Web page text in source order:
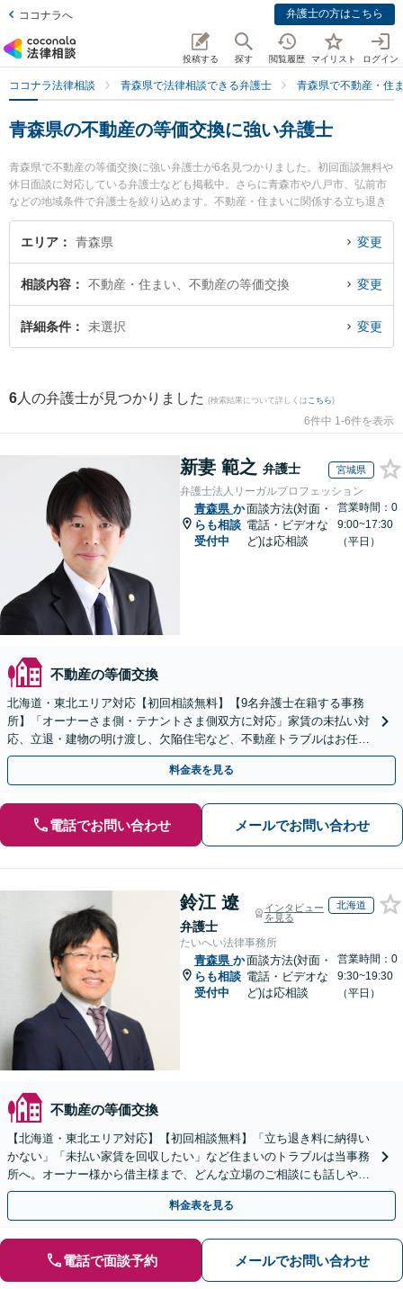
ココナラへ 弁護士の方はこちら
投稿する 探す 閲覧履歴 マイリスト ログイン
ココナラ法律相談 青森県で法律相談できる弁護士 青森県で不動産・住
青森県の不動産の等価交換に強い弁護士
青森県で不動産の等価交換に強い弁護士が6名見つかりました。初回面談無料や
休日面談に対応している弁護士なども掲載中。さらに青森市や八戸市、弘前市
などの地域条件で弁護士を絞り込めます。不動産・住まいに関係する立ち退き
交渉や家賃交渉、不動産契約解除等の細かな分野での絞り込み検索もでき便利
です。特に雪のまち法律事務所の三上 大介弁護士や安藤法律事務所の安藤 祥吾
等価交換のトラブルを今すぐに弁護士に相談したい』『不動産の等価交換のト
ラブル解決の実績豊富な近くの弁護士を検索したい』『初回相談無料で不動産
の等価交換を法律相談できる青森県内の弁護士に相談予約したい』などでお困
エリア 青森県 変更
相談内容 不動産・住まい、不動産の等価交換 変更
詳細条件 未選択 変更
6 人の弁護士が見つかりました (検索結果について詳しくは こちら)
6件中 1-6件を表示
新妻 範之 弁護士 宮城県
弁護士法人リーガルプロフェッション
青森県 か
らも相談
受付中
面談方法(対面・
電話・ビデオな
ど)は応相談
営業時間：0
9:00~17:30
（平日）
不動産の等価交換
北海道・東北エリア対応【初回相談無料】【9名弁護士在籍する事務
所】「オーナーさま側・テナントさま側双方に対応」家賃の未払い対
応、立退・建物の明け渡し、欠陥住宅など、不動産トラブルはお任せ
ください「早期相談で損失を最小限に」
料金表を見る
電話でお問い合わせ メールでお問い合わせ
鈴江 遼
弁護士
インタビュー
を見る
北海道
たいへい法律事務所
青森県 か
らも相談
受付中
面談方法(対面・
電話・ビデオな
ど)は応相談
営業時間：0
9:30~19:30
（平日）
不動産の等価交換
【北海道・東北エリア対応】【初回相談無料】「立ち退き料に納得い
かない」「未払い家賃を回収したい」など住まいのトラブルは当事務
所へ。オーナー様から借主様まで、どんな立場のご相談にも話しやす
い弁護士が対応します。ＷＥＢ面談可。
料金表を見る
電話で面談予約 メールでお問い合わせ